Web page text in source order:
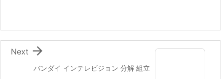
バンダイ インテレビジョン 分解 組立

Next